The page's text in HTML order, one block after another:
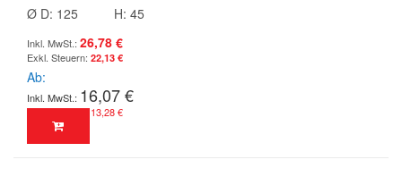
Ø D: 125
H: 45
26,78 €
22,13 €
Ab
16,07 €
13,28 €